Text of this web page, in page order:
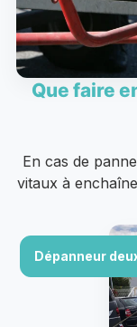
Que faire
En cas de
vitaux à
Dépanneur